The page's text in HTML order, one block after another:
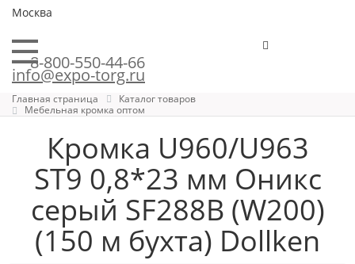
Москва
8-800-550-44-66
info@expo-torg.ru
Главная страница
Каталог товаров
Мебельная кромка оптом
Кромка U960/U963
ST9 0,8*23 мм Оникс
серый SF288B (W200)
(150 м бухта) Dollken